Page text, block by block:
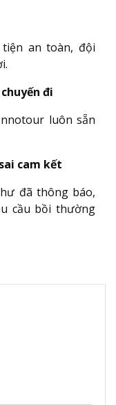
an toàn, đội
đi
luôn sẵn
cam kết
đã thông báo,
cầu bồi thường